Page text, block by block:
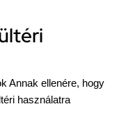
Annak ellenére, hogy
használatra